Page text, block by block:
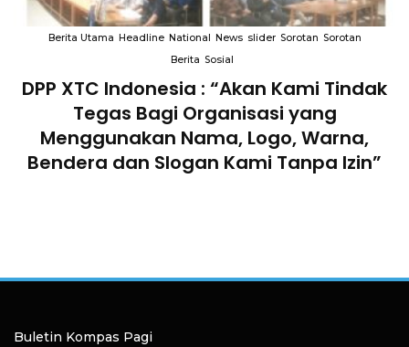
Berita Utama Headline National News slider Sorotan Sorotan
Berita Sosial
DPP XTC Indonesia : “Akan Kami Tindak
Tegas Bagi Organisasi yang
Menggunakan Nama, Logo, Warna,
Bendera dan Slogan Kami Tanpa Izin”
Buletin Kompas Pagi